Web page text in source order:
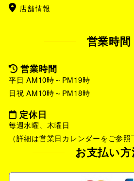
店舗情報
営業時間
営業時間
平日 AM10時～PM19時
日祝 AM10時～PM18時
定休日
毎週水曜、木曜日
（詳細は営業日カレンダーをご参照
お支払い